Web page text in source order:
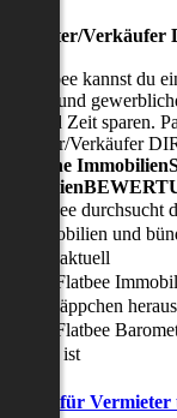
Verkäufer
Flatbee kannst du
und
und Zeit sparen.
Verkäufer
in-one
Flatbee
Immobilien und
tagesaktuell
Der Flatbee
Schnäppchen heraus
Der Flatbee
teuer ist
für Vermieter